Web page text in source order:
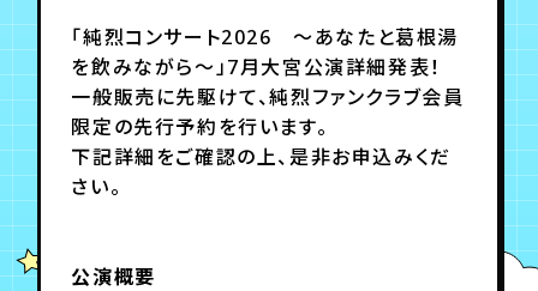
「純烈コンサート2026 〜あなたと葛根湯
を飲みながら〜」7月大宮公演詳細発表！
一般販売に先駆けて、純烈ファンクラブ会員
限定の先行予約を行います。
下記詳細をご確認の上、是非お申込みくだ
さい。
公演概要